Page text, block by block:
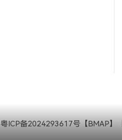
粤ICP备2024293617号 【BMAP】